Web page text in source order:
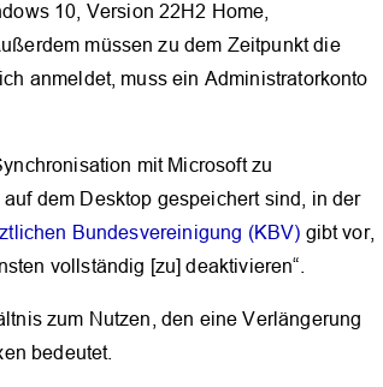
10, Version 22H2 Home,
müssen zu dem Zeitpunkt die
anmeldet, muss ein Administratorkonto
mit Microsoft zu
dem Desktop gespeichert sind, in der
Bundesvereinigung (KBV) gibt vor,
vollständig [zu] deaktivieren“.
zum Nutzen, den eine Verlängerung
bedeutet.